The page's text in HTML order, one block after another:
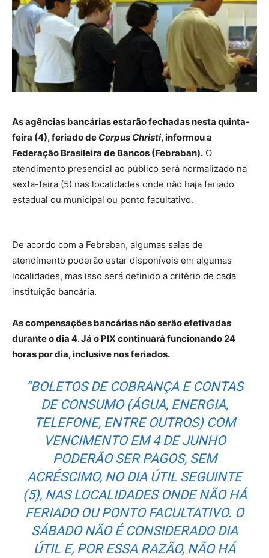
As agências bancárias estarão fechadas nesta quinta-
feira (4), feriado de Corpus Christi, informou a
Federação Brasileira de Bancos (Febraban). O
atendimento presencial ao público será normalizado na
sexta-feira (5) nas localidades onde não haja feriado
estadual ou municipal ou ponto facultativo.
De acordo com a Febraban, algumas salas de
atendimento poderão estar disponíveis em algumas
localidades, mas isso será definido a critério de cada
instituição bancária.
As compensações bancárias não serão efetivadas
durante o dia 4. Já o PIX continuará funcionando 24
horas por dia, inclusive nos feriados.
“BOLETOS DE COBRANÇA E CONTAS
DE CONSUMO (ÁGUA, ENERGIA,
TELEFONE, ENTRE OUTROS) COM
VENCIMENTO EM 4 DE JUNHO
PODERÃO SER PAGOS, SEM
ACRÉSCIMO, NO DIA ÚTIL SEGUINTE
(5), NAS LOCALIDADES ONDE NÃO HÁ
FERIADO OU PONTO FACULTATIVO. O
SÁBADO NÃO É CONSIDERADO DIA
ÚTIL E, POR ESSA RAZÃO, NÃO HÁ